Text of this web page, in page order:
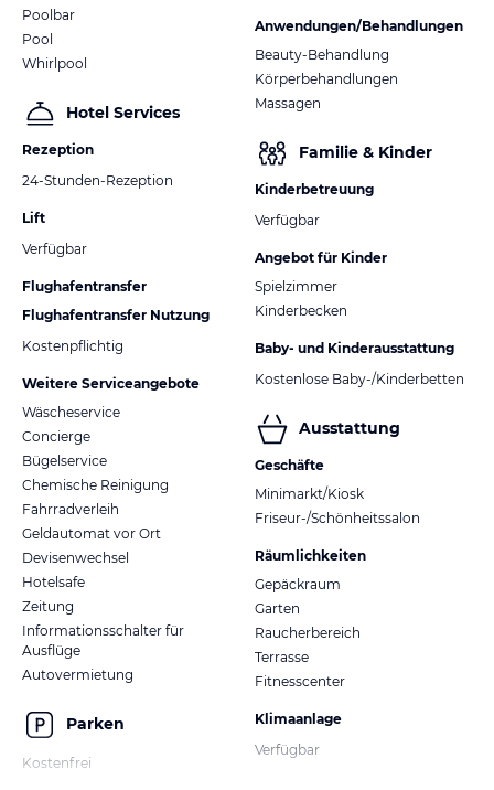
Poolbar
Pool
Whirlpool
Hotel Services
Rezeption
24-Stunden-Rezeption
Lift
Verfügbar
Flughafentransfer
Flughafentransfer Nutzung
Kostenpflichtig
Weitere Serviceangebote
Wäscheservice
Concierge
Bügelservice
Chemische Reinigung
Fahrradverleih
Geldautomat vor Ort
Devisenwechsel
Hotelsafe
Zeitung
Informationsschalter für
Ausflüge
Autovermietung
Parken
Kostenfrei
Anwendungen/Behandlungen
Beauty-Behandlung
Körperbehandlungen
Massagen
Familie & Kinder
Kinderbetreuung
Verfügbar
Angebot für Kinder
Spielzimmer
Kinderbecken
Baby- und Kinderausstattung
Kostenlose Baby-/Kinderbetten
Ausstattung
Geschäfte
Minimarkt/Kiosk
Friseur-/Schönheitssalon
Räumlichkeiten
Gepäckraum
Garten
Raucherbereich
Terrasse
Fitnesscenter
Klimaanlage
Verfügbar